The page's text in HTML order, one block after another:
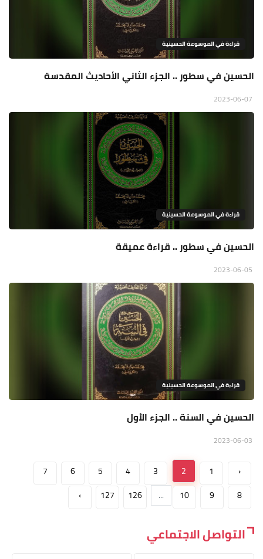
قراءة في الموسوعة الحسينية
الحسين في سطور .. الجزء الثاني الأحاديث المقدسة
قراءة في الموسوعة الحسينية
الحسين في سطور .. قراءة عميقة
قراءة في الموسوعة الحسينية
الحسين في السنة .. الجزء الأول
‹
1
2
3
4
5
6
7
8
9
10
...
126
127
›
التواصل الاجتماعي